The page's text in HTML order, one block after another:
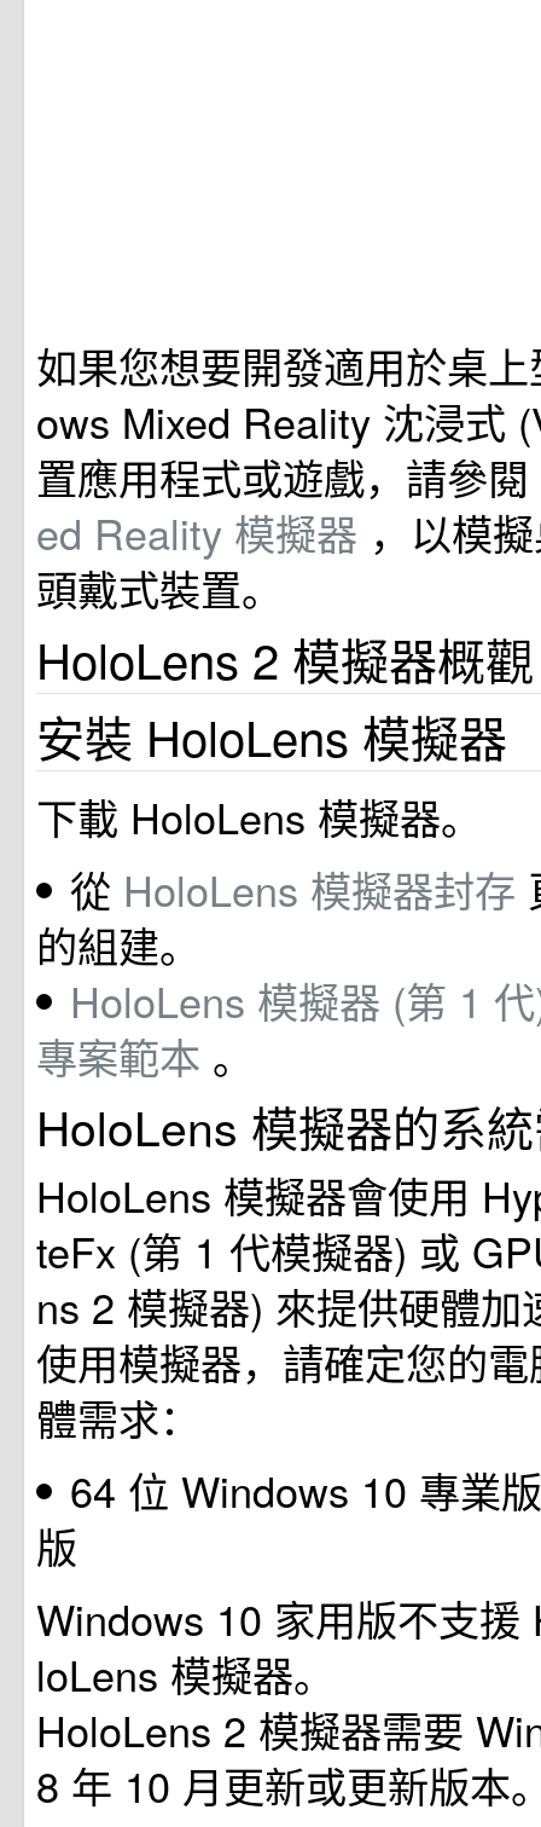
如果您想要開發適用於桌
ows Mixed Reality 沈浸式
置應用程式或遊戲，請參閱
ed Reality 模擬器 ，以模
頭戴式裝置。
HoloLens 2 模擬器概觀
安裝 HoloLens 模擬器
下載 HoloLens 模擬器。
從 HoloLens 模擬器封存
的組建。
HoloLens 模擬器 (第 1
專案範本 。
HoloLens 模擬器的系
HoloLens 模擬器會使用
teFx (第 1 代模擬器) 或
ns 2 模擬器) 來提供硬體加
使用模擬器，請確定您的
體需求：
64 位 Windows 10 專業
版
Windows 10 家用版不支援
loLens 模擬器。
HoloLens 2 模擬器需要
8 年 10 月更新或更新版本